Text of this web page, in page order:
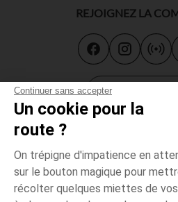
Continuer sans accepter
Un cookie pour la
route ?
On trépigne d'impatience en
sur le bouton magique pour
récolter quelques miettes de
REJOIGNEZ LA
Carte cadeau